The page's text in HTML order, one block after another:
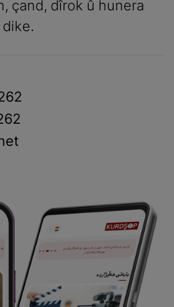
çand, dîrok û hunera
dike.